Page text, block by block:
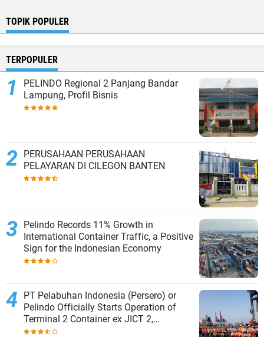
TOPIK POPULER
TERPOPULER
PELINDO Regional 2 Panjang Bandar
Lampung, Profil Bisnis
PERUSAHAAN PERUSAHAAN
PELAYARAN DI CILEGON BANTEN
Pelindo Records 11% Growth in
International Container Traffic, a Positive
Sign for the Indonesian Economy
PT Pelabuhan Indonesia (Persero) or
Pelindo Officially Starts Operation of
Terminal 2 Container ex JICT 2,
Strengthening Productivity of Tanjung